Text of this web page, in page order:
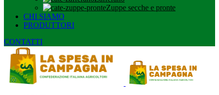
Zuppe secche e pronte
CHI SIAMO
PRODUTTORI
CONTATTI